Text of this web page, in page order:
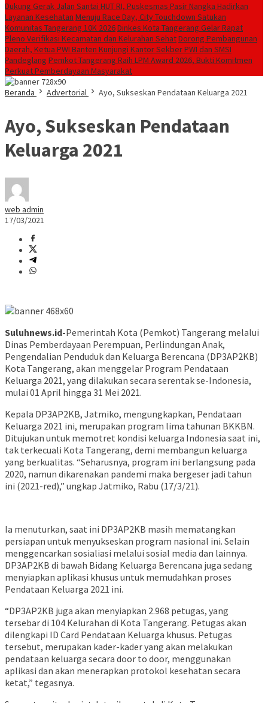
Dukung Gerak Jalan Santai HUT RI, Puskesmas Pasir Nangka Hadirkan
Layanan Kesehatan Menuju Race Day, City Touchdown Satukan
Komunitas Tangerang 10K 2026Dinkes Kota Tangerang Gelar Rapat
Pleno Verifikasi Kecamatan dan Kelurahan SehatDorong Pembangunan
Daerah, Ketua PWI Banten Kunjungi Kantor Sekber PWI dan SMSI
Pandeglang Pemkot Tangerang Raih LPM Award 2026, Bukti Komitmen
Perkuat Pemberdayaan Masyarakat
Beranda
Advertorial Ayo, Sukseskan Pendataan Keluarga 2021
Ayo, Sukseskan Pendataan
Keluarga 2021
web admin
17/03/2021
Suluhnews.id-Pemerintah Kota (Pemkot) Tangerang melalui
Dinas Pemberdayaan Perempuan, Perlindungan Anak,
Pengendalian Penduduk dan Keluarga Berencana (DP3AP2KB)
Kota Tangerang, akan menggelar Program Pendataan
Keluarga 2021, yang dilakukan secara serentak se-Indonesia,
mulai 01 April hingga 31 Mei 2021.
Kepala DP3AP2KB, Jatmiko, mengungkapkan, Pendataan
Keluarga 2021 ini, merupakan program lima tahunan BKKBN.
Ditujukan untuk memotret kondisi keluarga Indonesia saat ini,
tak terkecuali Kota Tangerang, demi membangun keluarga
yang berkualitas. “Seharusnya, program ini berlangsung pada
2020, namun dikarenakan pandemi maka bergeser jadi tahun
ini (2021-red),” ungkap Jatmiko, Rabu (17/3/21).
Ia menuturkan, saat ini DP3AP2KB masih mematangkan
persiapan untuk menyukseskan program nasional ini. Selain
menggencarkan sosialiasi melalui sosial media dan lainnya.
DP3AP2KB di bawah Bidang Keluarga Berencana juga sedang
menyiapkan aplikasi khusus untuk memudahkan proses
Pendataan Keluarga 2021 ini.
“DP3AP2KB juga akan menyiapkan 2.968 petugas, yang
tersebar di 104 Kelurahan di Kota Tangerang. Petugas akan
dilengkapi ID Card Pendataan Keluarga khusus. Petugas
tersebut, merupakan kader-kader yang akan melakukan
pendataan keluarga secara door to door, menggunakan
aplikasi dan akan menerapkan protokol kesehatan secara
ketat,” tegasnya.